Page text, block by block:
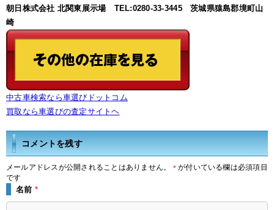
朝日株式会社 北関東展示場 TEL:0280-33-3445 茨城県猿島郡境町山
崎
中古車検索なら車選びドットコム
買取なら車選びの査定サイトヘ
コメントを残す
メールアドレスが公開されることはありません。 *が付いている欄は必須項目
です
名前 *